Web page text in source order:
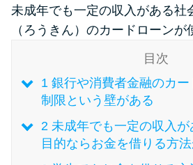
ードローン
特集ページ一覧
種類や特徴で探す
銀行カードロ
の理由
未成年でも一定の収入がある社
（ろうきん）のカードローンが
目次
1銀行や消費者金融のカー
制限という壁がある
2未成年でも一定の収入が
目的ならお金を借りる方